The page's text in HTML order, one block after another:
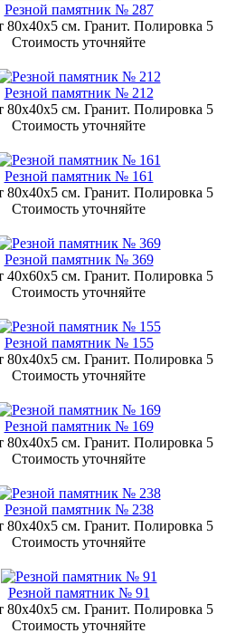
Резной памятник № 287
80х40х5 см. Гранит. Полировка 5
Стоимость уточняйте
Резной памятник № 212
80х40х5 см. Гранит. Полировка 5
Стоимость уточняйте
Резной памятник № 161
80х40х5 см. Гранит. Полировка 5
Стоимость уточняйте
Резной памятник № 369
40х60х5 см. Гранит. Полировка 5
Стоимость уточняйте
Резной памятник № 155
80х40х5 см. Гранит. Полировка 5
Стоимость уточняйте
Резной памятник № 169
80х40х5 см. Гранит. Полировка 5
Стоимость уточняйте
Резной памятник № 238
80х40х5 см. Гранит. Полировка 5
Стоимость уточняйте
Резной памятник № 91
80х40х5 см. Гранит. Полировка 5
Стоимость уточняйте